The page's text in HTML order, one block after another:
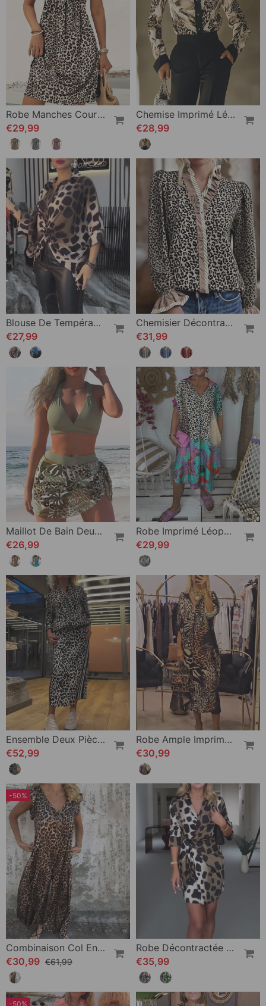
Robe Manches Courtes En V Imprimé Léopard
€29,99
Chemise Imprimé Léopard Mode Revers
€28,99
Blouse De Tempérament Imprimé Léopard À Revers
€27,99
Chemisier Décontracté À Imprimé Léopard À Manches Longues
€31,99
Maillot De Bain Deux Pièces Avec Soutien-Gorge Et Jupe
€26,99
Robe Imprimé Léopard Avec Poches À Revers
€29,99
Ensemble Deux Pièces Jupe Rayée À Imprimé Léopard
€52,99
Robe Ample Imprimé Léopard Col V
€30,99
-50%
Combinaison Col En V Imprimé Léopard
€30,99 €61,99
Robe Décontractée Slim Imprimé Léopard
€35,99
-50%